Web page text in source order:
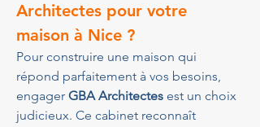
Architectes pour votre
maison à Nice ?
Pour construire une maison qui
répond parfaitement à vos besoins,
engager GBA Architectes est un choix
judicieux. Ce cabinet reconnaît